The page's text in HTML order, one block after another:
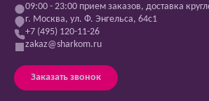
09:00 - 23:00 прием заказов, доставка
г. Москва, ул. Ф. Энгельса, 64с1
+7 (495) 120-11-26
zakaz@sharkom.ru
Заказать звонок